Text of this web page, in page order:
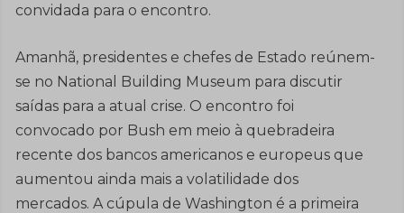
convidada para o encontro.
Amanhã, presidentes e chefes de Estado reúnem-
se no National Building Museum para discutir
saídas para a atual crise. O encontro foi
convocado por Bush em meio à quebradeira
recente dos bancos americanos e europeus que
aumentou ainda mais a volatilidade dos
mercados. A cúpula de Washington é a primeira